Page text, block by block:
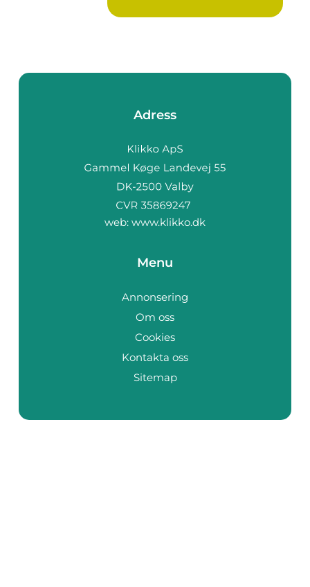
Adress
web: www.klikko.dk
Menu
Annonsering
Om oss
Cookies
Kontakta oss
Sitemap